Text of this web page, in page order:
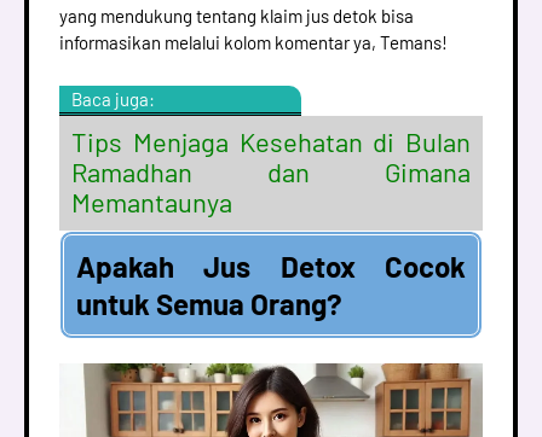
yang mendukung tentang klaim jus detok bisa
informasikan melalui kolom komentar ya, Temans!
Baca juga:
Tips Menjaga Kesehatan di Bulan
Ramadhan dan Gimana
Memantaunya
Apakah Jus Detox Cocok
untuk Semua Orang?